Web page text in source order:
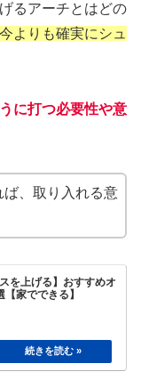
るアーチとはどの
今よりも確実にシュ
に打つ必要性や意
、取り入れる意
を上げる】おすすめオ
家でできる】